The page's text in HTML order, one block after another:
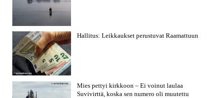
Hallitus: Leikkaukset perustuvat Raamattuun
Mies pettyi kirkkoon – Ei voinut laulaa
Suvivirttä, koska sen numero oli muutettu